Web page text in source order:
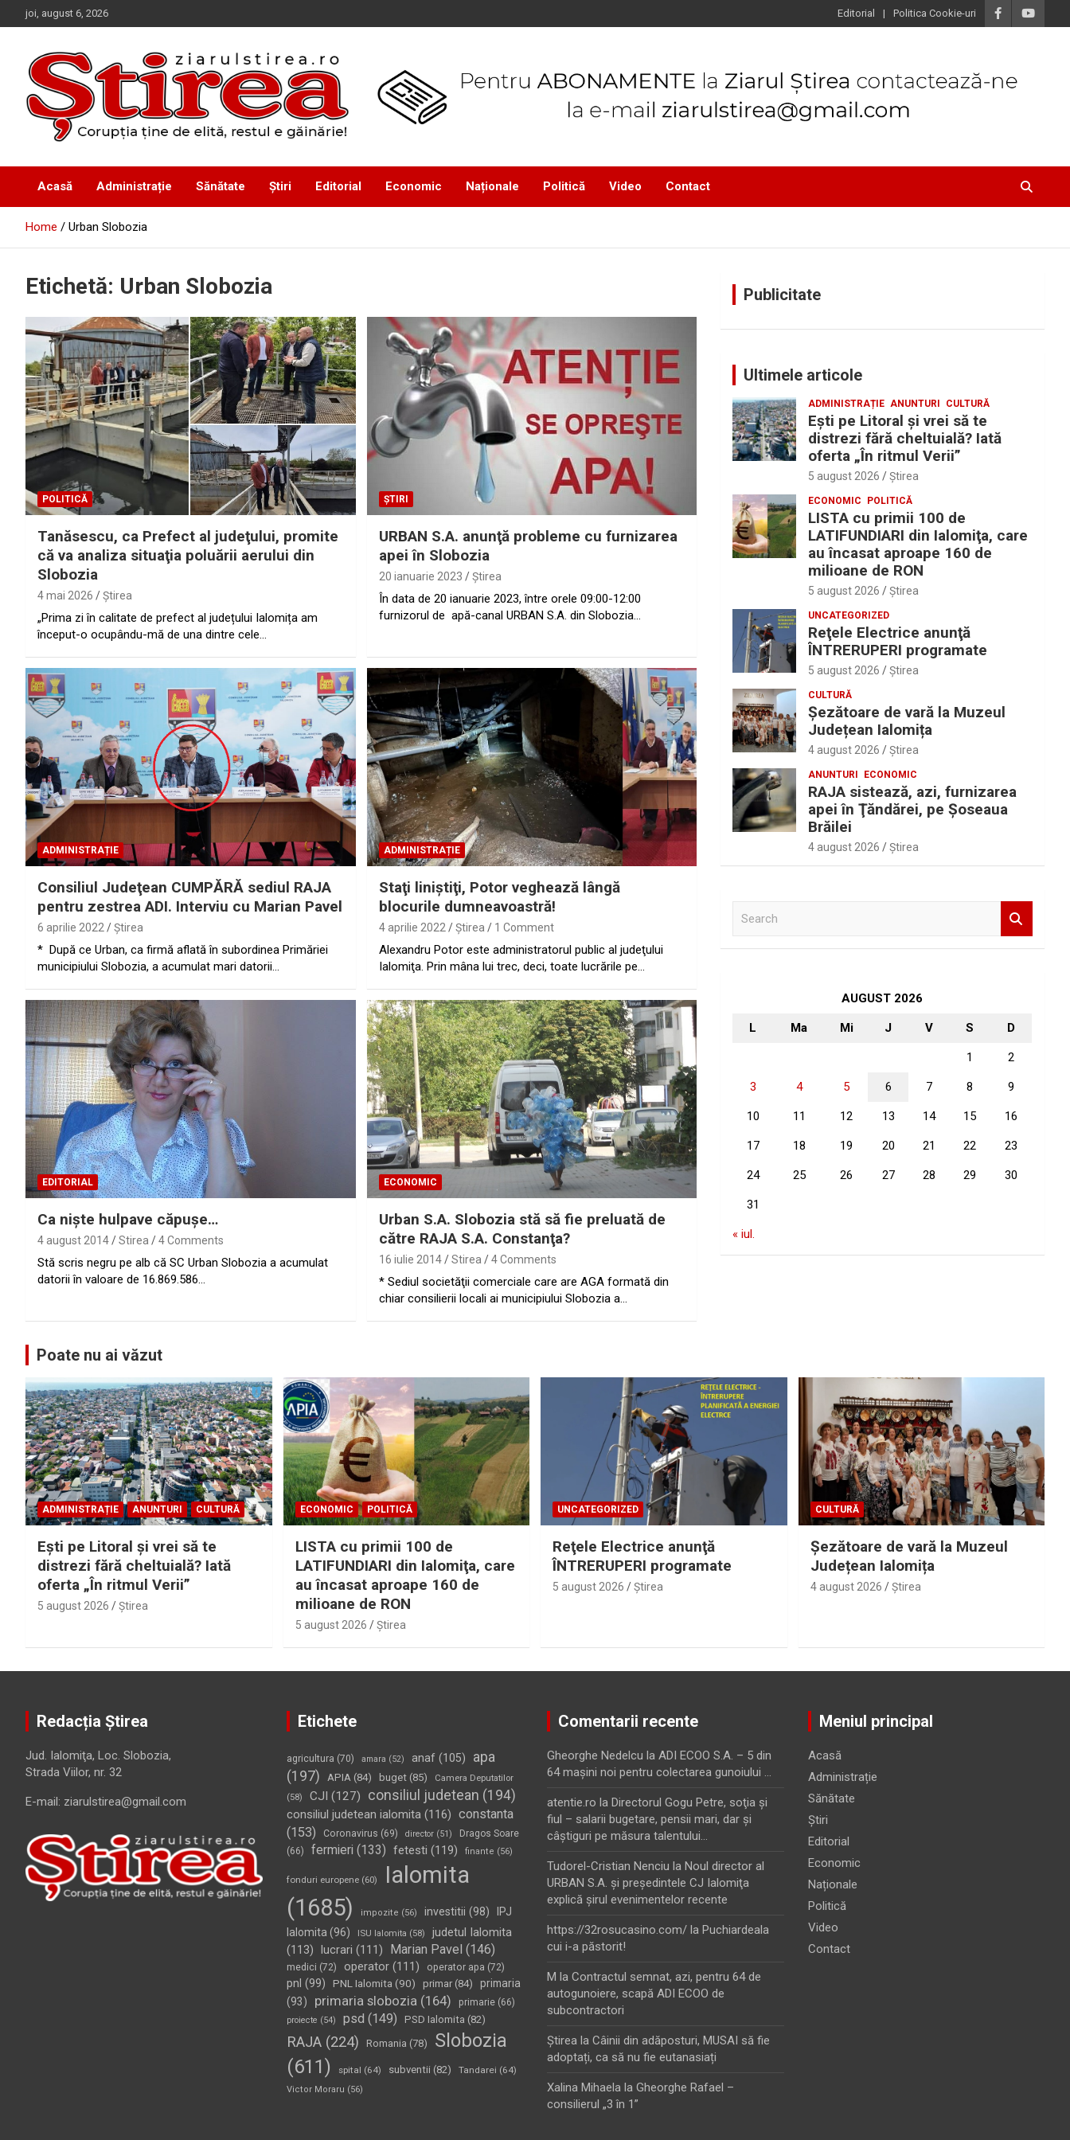
to
joi, august 6, 2026 Editorial Politica Cookie-uri
Ziarul Știrea
Acasă Administrație Sănătate Știri Editorial Economic Naționale Politică Video Contact
Home Urban Slobozia
Etichetă: Urban Slobozia
POLITICĂ
Tanăsescu, ca Prefect al judeţului, promite
că va analiza situaţia poluării aerului din
Slobozia
4 mai 2026 Ştirea
„Prima zi în calitate de prefect al județului Ialomița am
început-o ocupându-mă de una dintre cele…
ȘTIRI
URBAN S.A. anunţă probleme cu furnizarea
apei în Slobozia
20 ianuarie 2023 Ştirea
În data de 20 ianuarie 2023, între orele 09:00-12:00
furnizorul de apă-canal URBAN S.A. din Slobozia…
ADMINISTRAȚIE
Consiliul Judeţean CUMPĂRĂ sediul RAJA
pentru zestrea ADI. Interviu cu Marian Pavel
6 aprilie 2022 Ştirea
* După ce Urban, ca firmă aflată în subordinea Primăriei
municipiului Slobozia, a acumulat mari datorii…
ADMINISTRAȚIE
Staţi liniştiţi, Potor veghează lângă
blocurile dumneavoastră!
4 aprilie 2022 Ştirea 1 Comment
Alexandru Potor este administratorul public al judeţului
Ialomiţa. Prin mâna lui trec, deci, toate lucrările pe…
EDITORIAL
Ca nişte hulpave căpuşe…
4 august 2014 Stirea 4 Comments
Stă scris negru pe alb că SC Urban Slobozia a acumulat
datorii în valoare de 16.869.586…
ECONOMIC
Urban S.A. Slobozia stă să fie preluată de
către RAJA S.A. Constanţa?
16 iulie 2014 Stirea 4 Comments
* Sediul societăţii comerciale care are AGA formată din
chiar consilierii locali ai municipiului Slobozia a…
Publicitate
Ultimele articole
ADMINISTRAȚIE ANUNTURI CULTURĂ
Eşti pe Litoral şi vrei să te
distrezi fără cheltuială? Iată
oferta „În ritmul Verii”
5 august 2026 Ştirea
ECONOMIC POLITICĂ
LISTA cu primii 100 de
LATIFUNDIARI din Ialomiţa, care
au încasat aproape 160 de
milioane de RON
5 august 2026 Ştirea
UNCATEGORIZED
Reţele Electrice anunţă
ÎNTRERUPERI programate
5 august 2026 Ştirea
CULTURĂ
Șezătoare de vară la Muzeul
Județean Ialomița
4 august 2026 Ştirea
ANUNTURI ECONOMIC
RAJA sistează, azi, furnizarea
apei în Ţăndărei, pe Şoseaua
Brăilei
4 august 2026 Ştirea
AUGUST 2026
L Ma Mi J V S D
1 2
3 4 5 6 7 8 9
10 11 12 13 14 15 16
17 18 19 20 21 22 23
24 25 26 27 28 29 30
31
« iul.
Poate nu ai văzut
ADMINISTRAȚIE ANUNTURI CULTURĂ
Eşti pe Litoral şi vrei să te
distrezi fără cheltuială? Iată
oferta „În ritmul Verii”
5 august 2026 Ştirea
ECONOMIC POLITICĂ
LISTA cu primii 100 de
LATIFUNDIARI din Ialomiţa, care
au încasat aproape 160 de
milioane de RON
5 august 2026 Ştirea
UNCATEGORIZED
Reţele Electrice anunţă
ÎNTRERUPERI programate
5 august 2026 Ştirea
CULTURĂ
Șezătoare de vară la Muzeul
Județean Ialomița
4 august 2026 Ştirea
Redacția Știrea
Jud. Ialomiţa, Loc. Slobozia,
Strada Viilor, nr. 32
E-mail: ziarulstirea@gmail.com
Etichete
agricultura (70) amara (52) anaf(105)
apa
(197)
APIA (84) buget(85)
Camera Deputatilor
(58)
CJI (127) consiliul judetean (194)
consiliul judetean ialomita (116) constanta
(153)
Coronavirus (69) director(51)
Dragos Soare
(66)
fermieri (133) fetesti (119) finante (56)
fonduri europene(60)
Ialomita
(1685)
impozite (56) investitii (98)
IPJ
Ialomita (96) ISU Ialomita (58)
judetul Ialomita
(113) lucrari (111) Marian Pavel (146)
medici (72) operator(111) operator apa (72)
pnl (99) PNL Ialomita (90) primar(84)
primaria
(93)
primaria slobozia (164) primarie(66)
proiecte (54) psd (149) PSD Ialomita (82)
RAJA(224) Romania (78)
Slobozia
(611)
spital (64) subventii (82) Tandarei (64)
Victor Moraru (56)
Comentarii recente
Gheorghe Nedelcu la ADI ECOO S.A. – 5 din
64 maşini noi pentru colectarea gunoiului …
atentie.ro la Directorul Gogu Petre, soţia şi
fiul – salarii bugetare, pensii mari, dar şi
câştiguri pe măsura talentului…
Tudorel-Cristian Nenciu la Noul director al
URBAN S.A. şi preşedintele CJ Ialomiţa
explică şirul evenimentelor recente
https://32rosucasino.com/ la Puchiardeala
cui i-a păstorit!
M la Contractul semnat, azi, pentru 64 de
autogunoiere, scapă ADI ECOO de
subcontractori
Ştirea la Câinii din adăposturi, MUSAI să fie
adoptați, ca să nu fie eutanasiați
Xalina Mihaela la Gheorghe Rafael –
consilierul „3 în 1”
Meniul principal
Acasă
Administrație
Sănătate
Știri
Editorial
Economic
Naționale
Politică
Video
Contact